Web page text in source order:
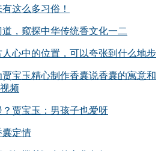
这么多习俗！
，窥探中华传统香文化一二
人心中的位置，可以夸张到什么地步
宝玉精心制作香囊说香囊的寓意和
频
贾宝玉：男孩子也爱呀
囊定情